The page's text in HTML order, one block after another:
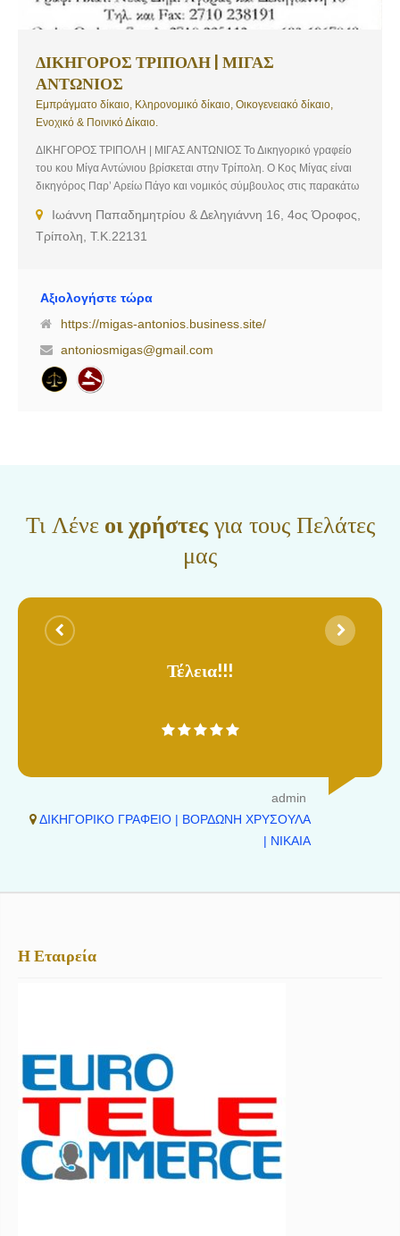
ΔΙΚΗΓΟΡΟΣ ΤΡΙΠΟΛΗ | ΜΙΓΑΣ
ΑΝΤΩΝΙΟΣ
Εμπράγματο δίκαιο, Κληρονομικό δίκαιο, Οικογενειακό δίκαιο,
Ενοχικό & Ποινικό Δίκαιο.
ΔΙΚΗΓΟΡΟΣ ΤΡΙΠΟΛΗ | ΜΙΓΑΣ ΑΝΤΩΝΙΟΣ Το Δικηγορικό γραφείο
του κου Μίγα Αντώνιου βρίσκεται στην Τρίπολη. Ο Κος Μίγας είναι
δικηγόρος Παρ’ Αρείω Πάγο και νομικός σύμβουλος στις παρακάτω
Λιγνιτικής Μεγαλόπολης Α.Ε, ΔΕΔΔΗΕ Α.Ε Τριπόλεως, Τέως Γενικής
Τράπεζας Ελλάδος Υποκ. Τρίπολης, Τέως Ε.Ο.Τ Αρκαδίας και
Δίκαιο
Ιωάννη Παπαδημητρίου & Δεληγιάννη 16, 4ος Όροφος,
Τρίπολη, Τ.Κ.22131
Αξιολογήστε τώρα
https://migas-antonios.business.site/
antoniosmigas@gmail.com
Τι Λένεοι χρήστεςγια τους Πελάτες
μας
Τέλεια!!!
admin
ΔΙΚΗΓΟΡΙΚΟ ΓΡΑΦΕΙΟ | ΒΟΡΔΩΝΗ ΧΡΥΣΟΥΛΑ
| ΝΙΚΑΙΑ
Η Εταιρεία